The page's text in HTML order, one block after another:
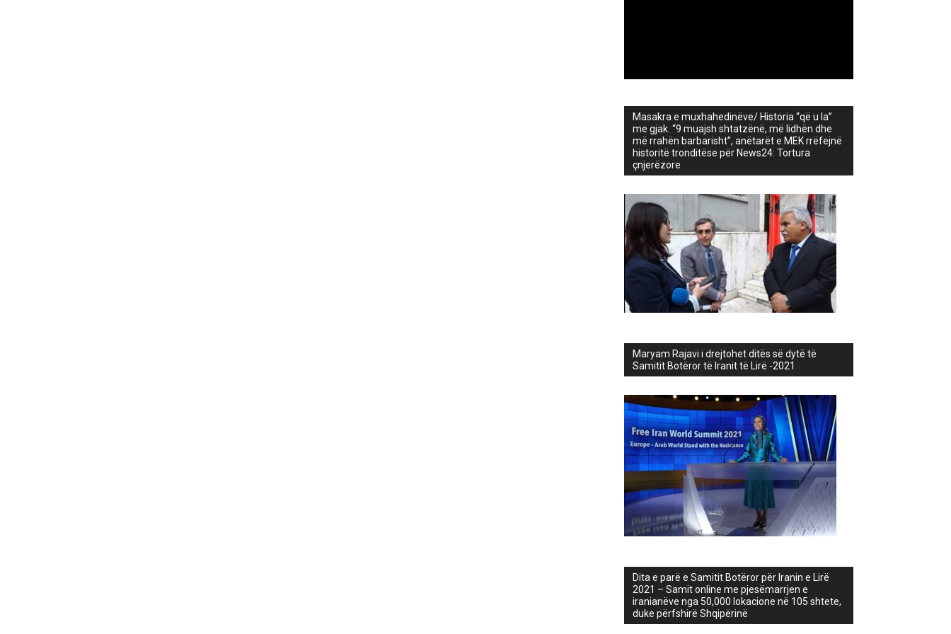
Masakra e muxhahedinëve/ Historia “që u la”
me gjak. “9 muajsh shtatzënë, më lidhën dhe
më rrahën barbarisht”, anëtarët e MEK rrëfejnë
historitë tronditëse për News24: Tortura
çnjerëzore
Maryam Rajavi i drejtohet ditës së dytë të
Samitit Botëror të Iranit të Lirë -2021
Dita e parë e Samitit Botëror për Iranin e Lirë
2021 – Samit online me pjesëmarrjen e
iranianëve nga 50,000 lokacione në 105 shtete,
duke përfshirë Shqipërinë